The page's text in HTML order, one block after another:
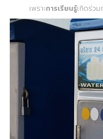
เพราะการเรียนรู้เกิดร่ว